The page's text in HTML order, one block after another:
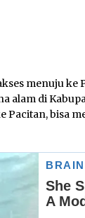
menuju ke
alam di
bisa